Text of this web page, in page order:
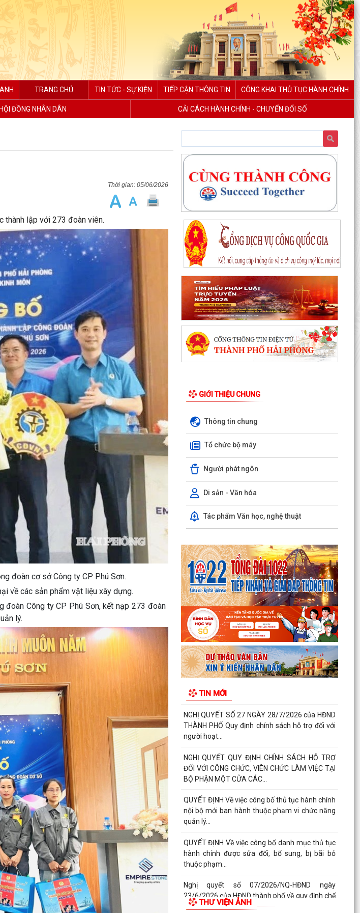
TRANG CHỦ TIN TỨC - SỰ KIỆN TIẾP CẬN THÔNG TIN CÔNG KHAI THỦ TỤC HÀNH CHÍNH
ĐỒNG NHÂN DÂN CẢI CÁCH HÀNH CHÍNH - CHUYỂN ĐỔI SỐ
05/06/2026
thành lập với 273 đoàn viên.
đoàn cơ sở Công ty CP Phú Sơn.
về các sản phẩm vật liệu xây dựng.
đoàn Công ty CP Phú Sơn, kết nạp 273 đoàn
lý.
GIỚI THIỆU CHUNG
Thông tin chung
Tổ chức bộ máy
Người phát ngôn
Di sản - Văn hóa
Tác phẩm Văn học, nghệ thuật
TIN MỚI
Thông báo Chung kết Hội thi lực lượng tham gia
bảo vệ an ninh, trật tự ở cơ sở giỏi toàn quốc
(lần...
hành chính trên môi trường điện tử
qua ứng dụng eTax Mobile
Hướng dẫn cài đặt và sử dụng, nộp thuế qua
dụng ứng dụng eTax Mobile
7 LOẠI PHÍ KHI THỰC HIỆN THỦ TỤC HÀNH
CHÍNH TRỰC TUYẾN
Thông báo về việc niêm yết công khai kết quả
triển khai Nghị quyết 04/2026/NQ-HĐND ngày
20/4/2026...
THÔNG BÁO CỦA TRẠM Y TẾ PHƯỜNG KINH
MÔN Về việc lập danh sách những phụ nữ sinh
con thứ hai trước...
PHƯỜNG KINH MÔN TUYÊN TRUYỀN, HƯỚNG
DẪN NGƯỜI DÂN CHUYỂN ĐỔI THIẾT BỊ, SIM
4G/5G TRƯỚC KHI NGỪNG...
PHƯỜNG KINH MÔN TRIỂN KHAI KẾ HOẠCH THU
2026 VÀ PHÁT ĐỘNG ĐỢT...
NGHỊ QUYẾT SỐ 27 NGÀY 28/7/2026 của HĐND
THÀNH PHỐ Quy định chính sách hỗ trợ đối với
người hoạt...
NGHỊ QUYẾT QUY ĐỊNH CHÍNH SÁCH HỖ TRỢ
ĐỐI VỚI CÔNG CHỨC, VIÊN CHỨC LÀM VIỆC TẠI
BỘ PHẬN MỘT CỬA CÁC...
QUYẾT ĐỊNH Về việc công bố thủ tục hành chính
nội bộ mới ban hành thuộc phạm vi chức năng
quản lý...
QUYẾT ĐỊNH Về việc công bố danh mục thủ tục
hành chính được sửa đổi, bổ sung, bị bãi bỏ
thuộc phạm...
Nghị quyết số 07/2026/NQ-HĐND ngày
23/6/2026 của HĐND thành phố về quy định chế
độ quà tặng của...
THƯ VIỆN ẢNH